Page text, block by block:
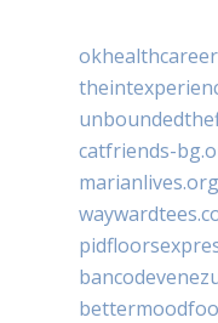
catfriends-
marianlives.org